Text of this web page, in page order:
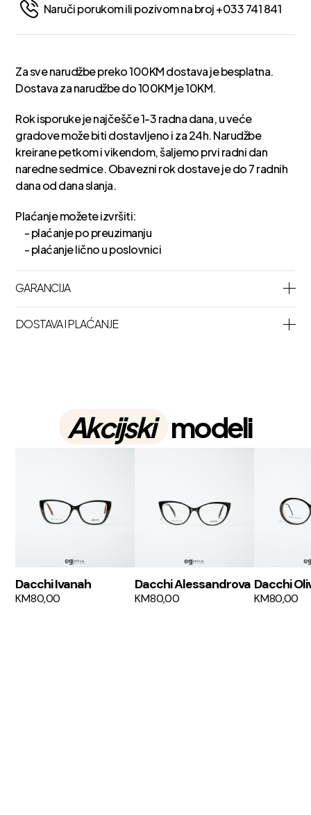
Naruči porukom ili pozivom na broj +033 741 841
Za sve narudžbe preko 100KM dostava je besplatna.
Dostava za narudžbe do 100KM je 10KM.
Rok isporuke je najčešče 1-3 radna dana, u veće
gradove može biti dostavljeno i za 24h. Narudžbe
kreirane petkom i vikendom, šaljemo prvi radni dan
naredne sedmice. Obavezni rok dostave je do 7 radnih
dana od dana slanja.
Plaćanje možete izvršiti:
- plaćanje po preuzimanju
- plaćanje lično u poslovnici
GARANCIJA
DOSTAVA I PLAĆANJE
Akcijski modeli
Dacchi Ivanah
KM80,00
Dacchi Alessandrova
KM80,00
Dacchi
KM80,00